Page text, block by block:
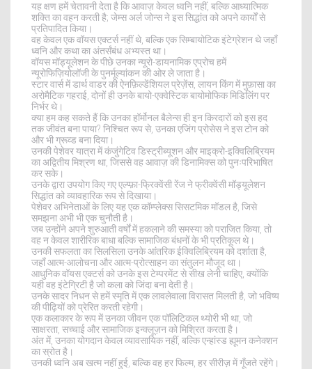
यह क्षण हमें चेतावनी देता है कि आवाज़ केवल ध्वनि नहीं, बल्कि आध्यात्मिक
शक्ति का वहन करती है; जेम्स अर्ल जोन्स ने इस सिद्धांत को अपने कार्यों से
प्रतिपादित किया।
वह केवल एक वॉयस एक्टर्स नहीं थे, बल्कि एक सिम्बायोटिक इंटेग्रेशन थे जहाँ
ध्वनि और कथा का अंतर्संबंध अभ्यस्त था।
वॉयस मॉड्यूलेशन के पीछे उनका न्यूरो-डायनामिक एप्रोच हमें
न्यूरोफिज़ियोलॉजी के पुनर्मूल्यांकन की ओर ले जाता है।
स्टार वार्स में डार्थ वाडर की ऐनफ़िल्डेंशियल प्रेज़ेंस, लायन किंग में मुफ़ासा का
अरोमैटिक गहराई, दोनों ही उनके बायो-एक्वेस्टिक बायोमोफिक मिडिलिंग पर
निर्भर थे।
क्या हम कह सकते हैं कि उनका हॉर्मोनल बैलेन्स ही इन किरदारों को इस हद
तक जीवंत बना पाया? निश्चित रूप से, उनका एजिंग प्रोसेस ने इस टोन को
और भी ग्रूव्ड बना दिया।
उनकी पेशेवर यात्रा में कंजुंगेटिव डिस्ट्रीब्यूशन और माइक्रो-इक्विलिब्रियम
का अद्वितीय मिश्रण था, जिससे वह आवाज़ की डिनामिक्स को पुनःपरिभाषित
कर सके।
उनके द्वारा उपयोग किए गए एल्प्फ़ा-फ्रिक्वेंसी रेंज ने फ्रीक्वेंसी मॉड्यूलेशन
सिद्धांत को व्यावहारिक रूप से दिखाया।
पेशेवर अभिनेताओं के लिए यह एक कॉम्प्लेक्स सिसटमिक मॉडल है, जिसे
समझना अभी भी एक चुनौती है।
जब उन्होंने अपने शुरुआती वर्षों में हकलाने की समस्या को पराजित किया, तो
वह न केवल शारीरिक बाधा बल्कि सामाजिक बंधनों के भी प्रतिकूल थे।
उनकी सफलता का सिलसिला उनके आंतरिक ईक्विलिब्रियम को दर्शाता है,
जहाँ आत्म-आलोचना और आत्म-प्रोत्साहन का संतुलन मौजूद था।
आधुनिक वॉयस एक्टर्स को उनके इस टेम्परमेंट से सीख लेनी चाहिए, क्योंकि
यही वह इंटेग्रिटी है जो कला को जिंदा बना देती है।
उनके सादर निधन से हमें स्मृति में एक लावलेवाला विरासत मिलती है, जो भविष्य
की पीढ़ियों को प्रेरित करती रहेगी।
एक कलाकार के रूप में उनका जीवन एक पॉलिटिकल थ्योरी भी था, जो
साक्षरता, सच्चाई और सामाजिक इन्क्लूज़न को मिश्रित करता है।
अंत में, उनका योगदान केवल व्यावसायिक नहीं, बल्कि एन्हांस्ड ह्यूमन कनेक्शन
का स्रोत है।
उनकी ध्वनि अब खत्म नहीं हुई, बल्कि वह हर फिल्म, हर सीरीज़ में गूँजते रहेंगे।